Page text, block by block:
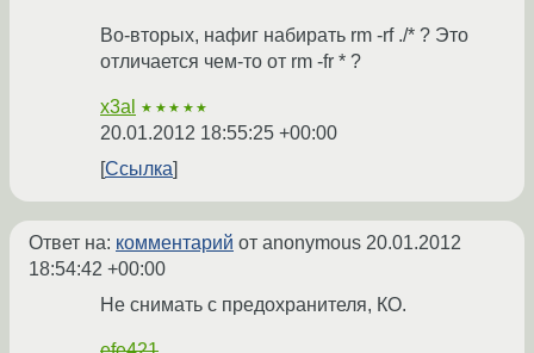
Во-вторых, нафиг набирать rm -rf ./* ? Это
отличается чем-то от rm -fr * ?
x3al ★★★★★
20.01.2012 18:55:25 +00:00
Ссылка
Ответ на: комментарий от anonymous 20.01.2012
18:54:42 +00:00
Не снимать с предохранителя, КО.